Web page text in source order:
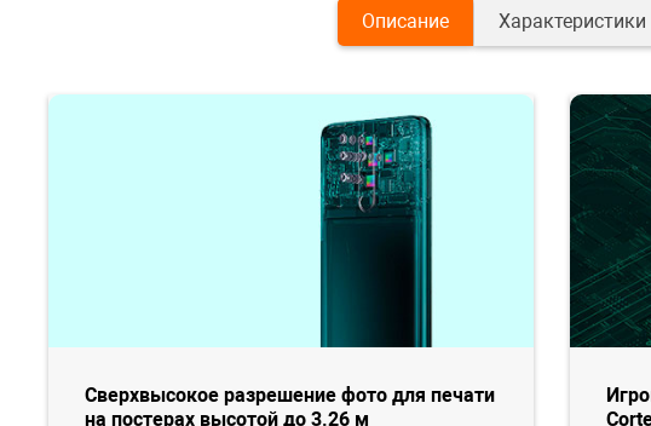
Описание Характеристики
Сверхвысокое разрешение фото для печати
на постерах высотой до 3.26 м